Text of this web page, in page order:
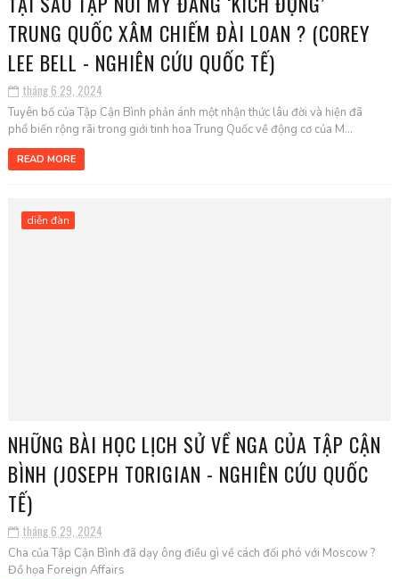
TRUNG QUỐC XÂM CHIẾM ĐÀI LOAN ? (COREY
LEE BELL - NGHIÊN CỨU QUỐC TẾ)
tháng 6 29, 2024
Tuyên bố của Tập Cận Bình phản ánh một nhận thức lâu đời và hiện đã
phổ biến rộng rãi trong giới tinh hoa Trung Quốc về động cơ của M...
READ MORE
diễn đàn
NHỮNG BÀI HỌC LỊCH SỬ VỀ NGA CỦA TẬP CẬN
BÌNH (JOSEPH TORIGIAN - NGHIÊN CỨU QUỐC
TẾ)
tháng 6 29, 2024
Cha của Tập Cận Bình đã dạy ông điều gì về cách đối phó với Moscow ?
Đồ họa Foreign Affairs